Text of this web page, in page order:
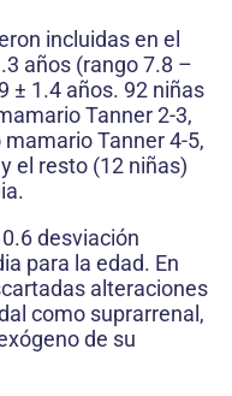
incluidas en el
años (rango 7.8 –
± 1.4 años. 92 niñas
Tanner 2-3,
Tanner 4-5,
el resto (12 niñas)
desviación
para la edad. En
alteraciones
como suprarrenal,
de su